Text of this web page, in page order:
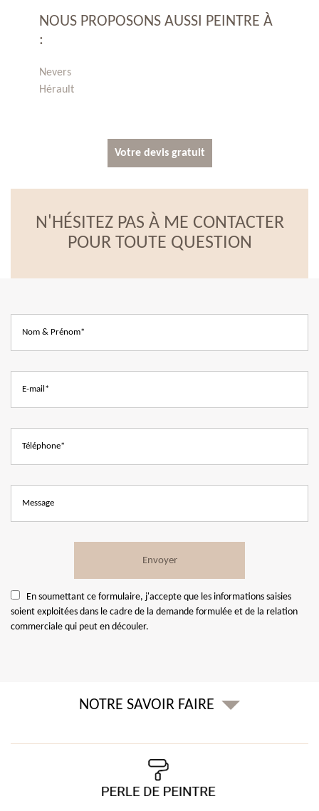
NOUS PROPOSONS AUSSI PEINTRE À
:
Nevers
Hérault
Votre devis gratuit
N'HÉSITEZ PAS À ME CONTACTER
POUR TOUTE QUESTION
En soumettant ce formulaire, j'accepte que les informations saisies
soient exploitées dans le cadre de la demande formulée et de la relation
commerciale qui peut en découler.
NOTRE SAVOIR FAIRE